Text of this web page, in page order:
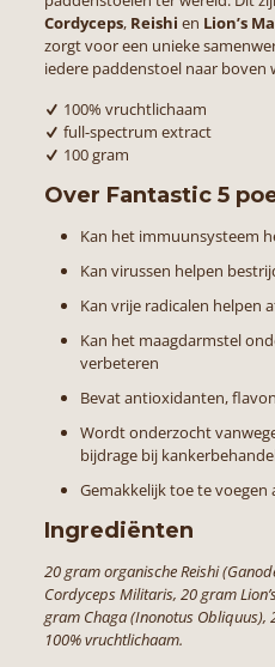
Cordyceps, Reishi en Lion’s
zorgt voor een unieke
iedere paddenstoel naar boven
100% vruchtlichaam
full-spectrum extract
100 gram
Over Fantastic 5
Kan het immuunsysteem
Kan virussen helpen
Kan vrije radicalen helpen
Kan het maagdarmstel
verbeteren
Bevat antioxidanten,
Wordt onderzocht
bijdrage bij
Gemakkelijk toe te voegen
Ingrediënten
20 gram organische Reishi
Cordyceps Militaris, 20 gram
gram Chaga (Inonotus Obliquus),
100% vruchtlichaam.